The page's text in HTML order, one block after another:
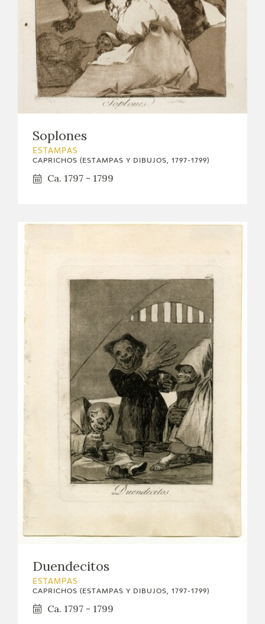
Soplones
ESTAMPAS
CAPRICHOS (ESTAMPAS Y DIBUJOS, 1797-1799)
Ca. 1797 - 1799
Duendecitos
ESTAMPAS
CAPRICHOS (ESTAMPAS Y DIBUJOS, 1797-1799)
Ca. 1797 - 1799